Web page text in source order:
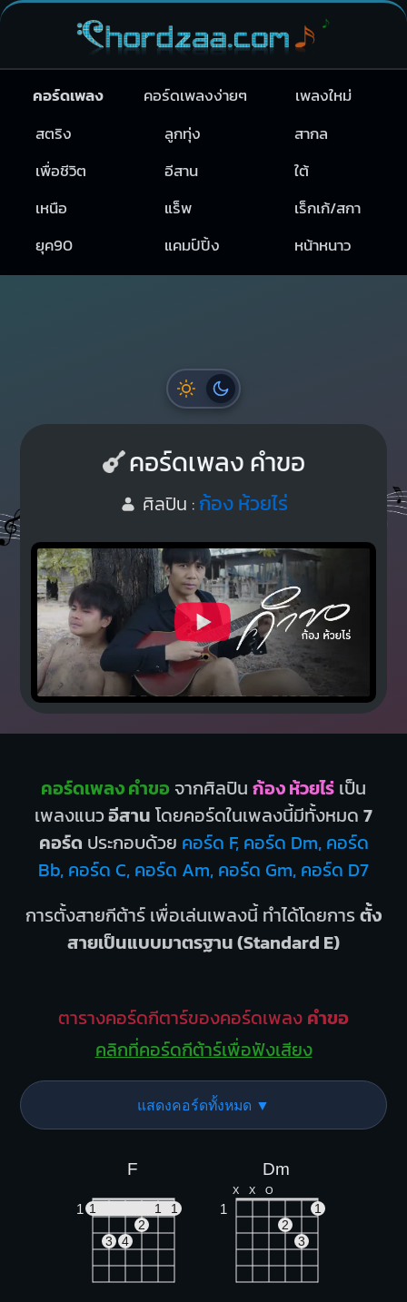
คอร์ดเพลง คอร์ดเพลงง่ายๆ
เพลงใหม่
สตริง
ลูกทุ่ง
สากล
เพื่อชีวิต
อีสาน
ใต้
เหนือ
แร็พ
เร็กเก้/สกา
ยุค90
แคมป์ปิ้ง หน้าหนาว
คอร์ดเพลง คำขอ
ศิลปิน : ก้อง ห้วยไร่
คอร์ดเพลง คำขอ จากศิลปิน ก้อง ห้วยไร่ เป็น
เพลงแนวอีสาน โดยคอร์ดในเพลงนี้มีทั้งหมด 7
คอร์ด ประกอบด้วย คอร์ด F, คอร์ด Dm, คอร์ด
Bb, คอร์ด C, คอร์ด Am, คอร์ด Gm, คอร์ด D7
การตั้งสายกีต้าร์ เพื่อเล่นเพลงนี้ ทำได้โดยการตั้ง
สายเป็นแบบมาตรฐาน (Standard E)
ตารางคอร์ดกีตาร์ของคอร์ดเพลง คำขอ
คลิกที่คอร์ดกีต้าร์เพื่อฟังเสียง
แสดงคอร์ดทั้งหมด ▼
F
1 1 1
1
2
3
4
Dm
X X O
1
1
2
3